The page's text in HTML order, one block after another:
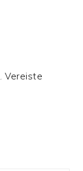
Vereiste